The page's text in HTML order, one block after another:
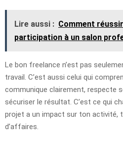
Lire aussi : Comment
participation à un salon
Le bon freelance n’est pas
travail. C’est aussi celui qui
communique clairement, respecte
sécuriser le résultat. C’est ce qui
projet a un impact sur ton activité,
d’affaires.